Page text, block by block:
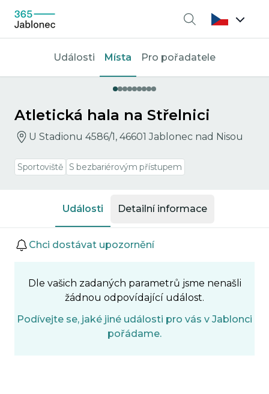
Vyhledávání
Události Místa Pro pořadatele
Atletická hala na Střelnici
U Stadionu 4586/1, 46601 Jablonec nad Nisou
Sportoviště S bezbariérovým přístupem
Události Detailní informace
Události
Chci dostávat upozornění
Dle vašich zadaných parametrů jsme nenašli
žádnou odpovídající událost.
Podívejte se, jaké jiné události pro vás v Jablonci
pořádame.